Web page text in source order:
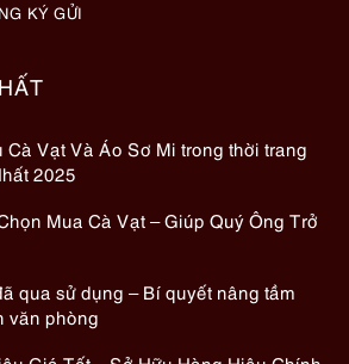
KÝ GỬI
Vạt Và Áo Sơ Mi trong thời trang
2025
Mua Cà Vạt – Giúp Quý Ông Trở
qua sử dụng – Bí quyết nâng tầm
văn phòng